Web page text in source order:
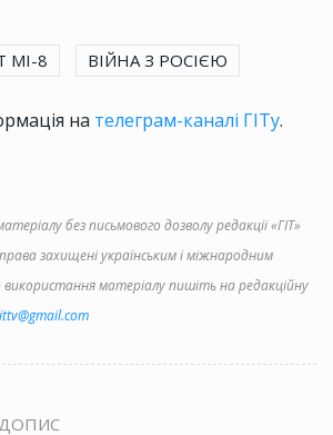
МІ-8 ВІЙНА З РОСІЄЮ
на телеграм-каналі ГІТу.
без письмового дозволу редакції «ГІТ»
захищені українським і міжнародним
матеріалу пишіть на редакційну